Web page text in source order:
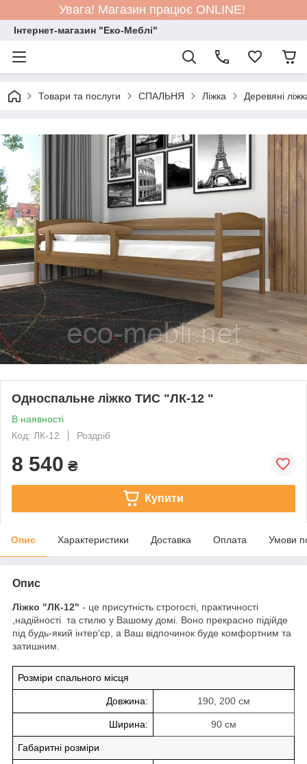
Увага! Магазин працює ONLINE!
Інтернет-магазин "Еко-Меблі"
Товари та послуги СПАЛЬНЯ Ліжка Деревяні
Односпальне ліжко ТИС "ЛК-12 "
В наявності
Код: ЛК-12
Роздріб
8 540 ₴
Купити
Опис Характеристики Доставка Оплата Умови
Опис
Ліжко "ЛК-12" - це присутність строгості, практичності
,надійності та стилю у Вашому домі. Воно прекрасно підійде
під будь-який інтер'єр, а Ваш відпочинок буде комфортним та
затишним.
Розміри спального місця
Довжина: 190, 200 см
Ширина: 90 см
Габаритні розміри